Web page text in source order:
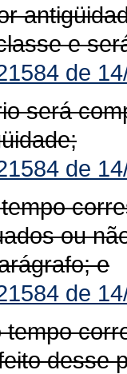
e
de
será
de
ou
e
de
desse